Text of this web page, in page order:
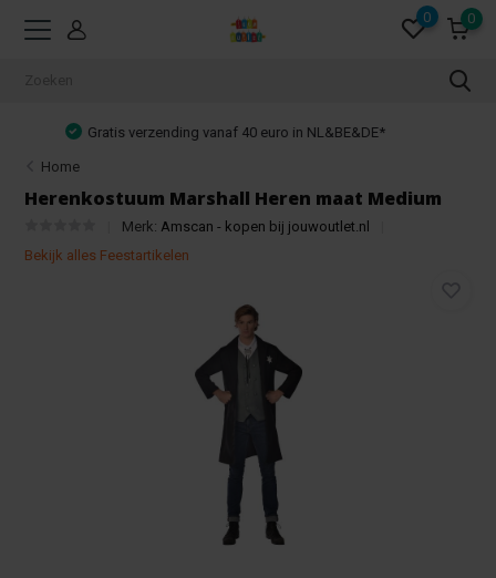
0 0
Achteraf betalen mogelijk!
Home
Herenkostuum Marshall Heren maat Medium
Merk: Amscan - kopen bij jouwoutlet.nl
Bekijk alles Feestartikelen